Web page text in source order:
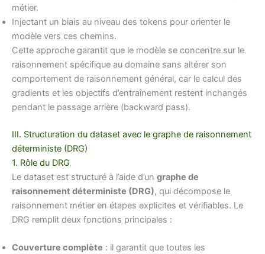
métier.
Injectant un biais au niveau des tokens pour orienter le
modèle vers ces chemins.
Cette approche garantit que le modèle se concentre sur le
raisonnement spécifique au domaine sans altérer son
comportement de raisonnement général, car le calcul des
gradients et les objectifs d’entraînement restent inchangés
pendant le passage arrière (backward pass).
III. Structuration du dataset avec le graphe de raisonnement
déterministe (DRG)
1. Rôle du DRG
Le dataset est structuré à l’aide d’un graphe de
raisonnement déterministe (DRG), qui décompose le
raisonnement métier en étapes explicites et vérifiables. Le
DRG remplit deux fonctions principales :
Couverture complète : il garantit que toutes les